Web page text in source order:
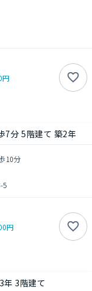
円
7分 5階建て 築2年
10分
5
円
年 3階建て